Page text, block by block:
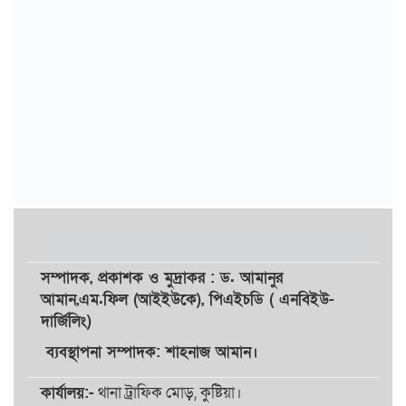
সম্পাদক, প্রকাশকওমুদ্রাকর: ড. আমানুর
আমান,এম.ফিল (আইইউকে), পিএইচডি ( এনবিইউ-
দার্জিলিং)
ব্যবস্থাপনা সম্পাদক: শাহনাজ আমান।
কার্যালয়:-থানা ট্রাফিক মোড়, কুষ্টিয়া।